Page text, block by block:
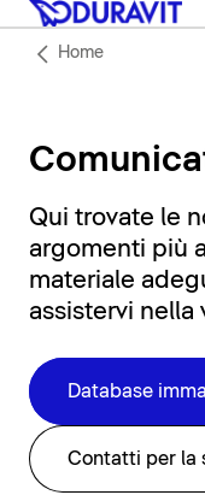
Home
Qui trovate le
argomenti più
materiale
assistervi nella
Database
Contatti per la